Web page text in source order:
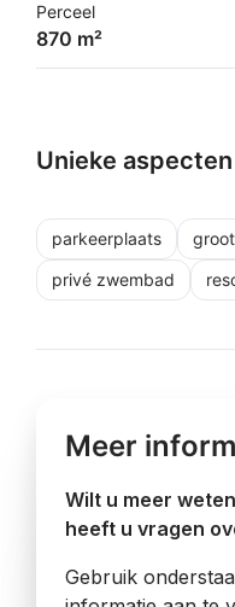
Perceel
870 m²
Unieke aspecten
parkeerplaats
privé zwembad
Meer
Wilt u meer
heeft u vragen
Gebruik